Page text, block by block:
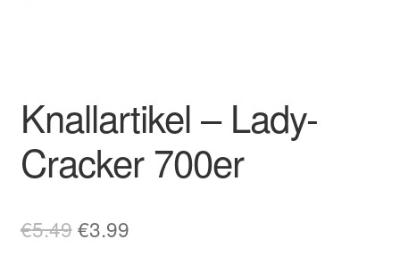
Knallartikel – Lady-
Cracker 700er
€5.49Ursprünglicher
€3.99Aktueller